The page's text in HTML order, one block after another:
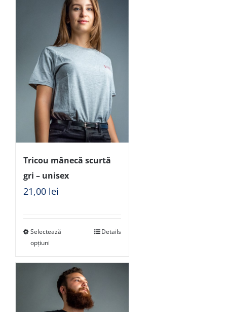
Tricou mânecă scurtă
gri – unisex
21,00 lei
Selectează
opțiuni
Details